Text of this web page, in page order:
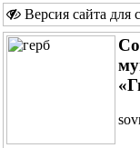
Версия сайта для